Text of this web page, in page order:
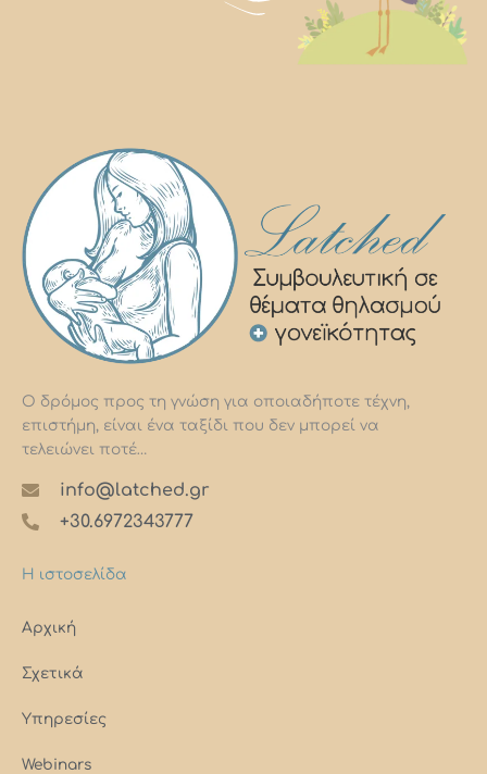
Ο δρόμος προς τη γνώση για οποιαδήποτε τέχνη,
επιστήμη, είναι ένα ταξίδι που δεν μπορεί να
τελειώνει ποτέ…
info@latched.gr
+30.6972343777
Η ιστοσελίδα
Αρχική
Σχετικά
Υπηρεσίες
Webinars